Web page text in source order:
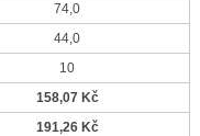
74,0
44,0
10
158,07 Kč
191,26 Kč